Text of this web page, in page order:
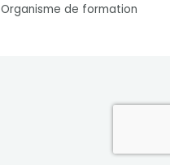
Organisme de formation